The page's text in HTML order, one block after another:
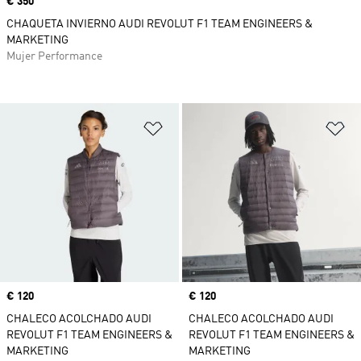
Añadir a la lista de deseos
Precio
€ 120
CHALECO ACOLCHADO AUDI
REVOLUT F1 TEAM ENGINEERS &
MARKETING
Precio
€ 120
CHALECO ACOLCHADO AUDI
REVOLUT F1 TEAM ENGINEERS &
MARKETING
CHAQUETA INVIERNO AUDI REVOLUT F1 TEAM ENGINEERS &
MARKETING
Mujer Performance